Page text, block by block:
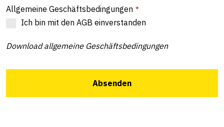
Allgemeine Geschäftsbedingungen *
Ich bin mit den AGB einverstanden
Download allgemeine Geschäftsbedingungen
Absenden